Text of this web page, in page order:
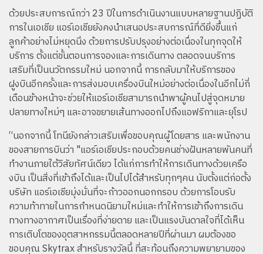
ด้วยประสบการณ์กว่า 23 ปีในการดำเนินงานแบบหลายฐานปฏิบัติ
การในเอเชีย แอร์เอเชียยังคงนำเสนอประสบการณ์ที่ดียิ่งขึ้นแก่
ลูกค้าอย่างไม่หยุดนิ่ง ด้วยการปรับปรุงอย่างต่อเนื่องในทุกจุดให้
บริการ ตั้งแต่ขั้นตอนการจองและการเดินทาง ตลอดจนบริการ
เสริมที่เป็นนวัตกรรมใหม่ นอกจากนี้ การกลับมาให้บริการของ
ฝูงบินอีกครั้งและการส่งมอบเครื่องบินใหม่อย่างต่อเนื่องในอีกไม่กี่
เดือนข้างหน้าจะช่วยให้แอร์เอเชียสามารถนำพาผู้คนไปสู่จุดหมาย
ปลายทางใหม่ๆ และอาจขยายเส้นทางออกไปถึงแอฟริกาและยุโรป
“นอกจากนี้ โทนียังกล่าวเสริมเพื่อขอบคุณผู้โดยสาร และพนักงาน
ของสายการบินว่า "แอร์เอเชียประกอบด้วยคนช่างฝันหลายพันคนที่
ทำงานภายใต้วิสัยทัศน์เดียว ได้แก่การทำให้การเดินทางด้วยเครือ
งบิน เป็นสิ่งที่เข้าถึงได้และเป็นไปได้สำหรับทุกๆคน นับตั้งแต่ก่อตั้ง
บริษัท แอร์เอเชียมุ่งมั่นที่จะก้าวออกนอกกรอบ ด้วยการโอบรับ
ความท้าทายในการกำหนดนิยามใหม่และทำให้การเข้าถึงการเดิน
ทางทางอากาศเป็นเรื่องที่ง่ายดาย และเป็นแรงบันดาลใจที่ได้เห็น
การเติบโตของอุตสาหกรรมนี้ตลอดหลายปีที่ผ่านมา ผมต้องขอ
ขอบคุณ Skytrax สำหรับรางวัลนี้ ที่สะท้อนถึงความพยายามของ